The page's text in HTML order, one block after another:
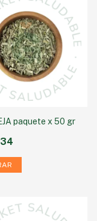
paquete x 50 gr